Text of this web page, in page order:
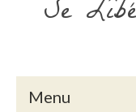
Se
Menu